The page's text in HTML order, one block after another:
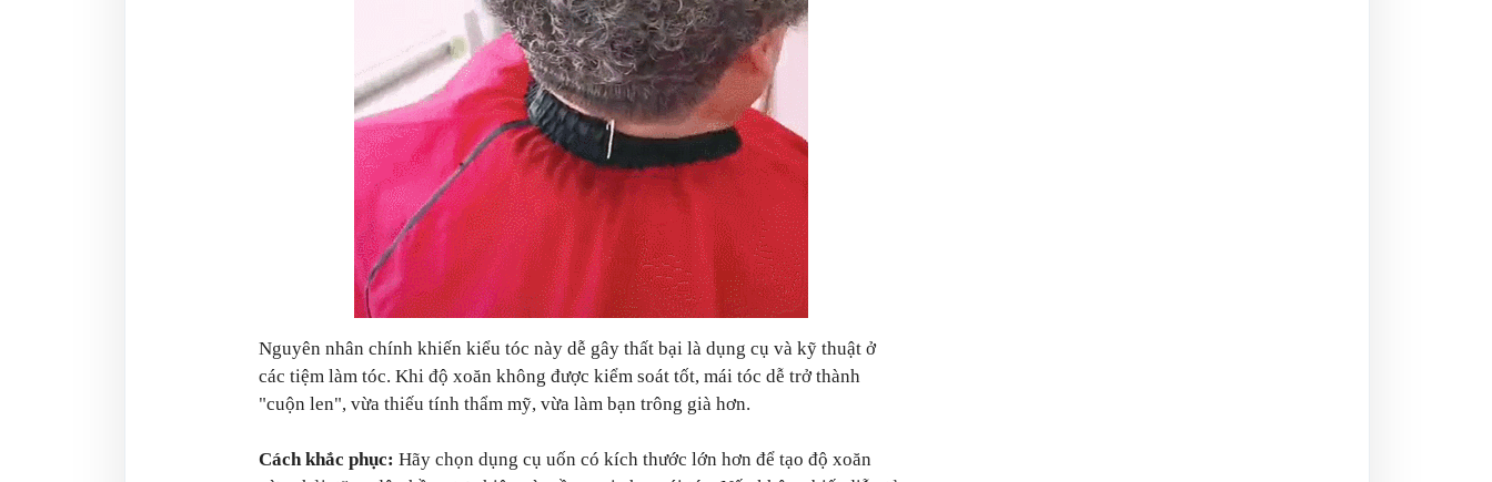
Nguyên nhân chính khiến kiểu tóc này dễ gây thất bại là dụng cụ và kỹ thuật ở
các tiệm làm tóc. Khi độ xoăn không được kiểm soát tốt, mái tóc dễ trở thành
"cuộn len", vừa thiếu tính thẩm mỹ, vừa làm bạn trông già hơn.
Cách khắc phục: Hãy chọn dụng cụ uốn có kích thước lớn hơn để tạo độ xoăn